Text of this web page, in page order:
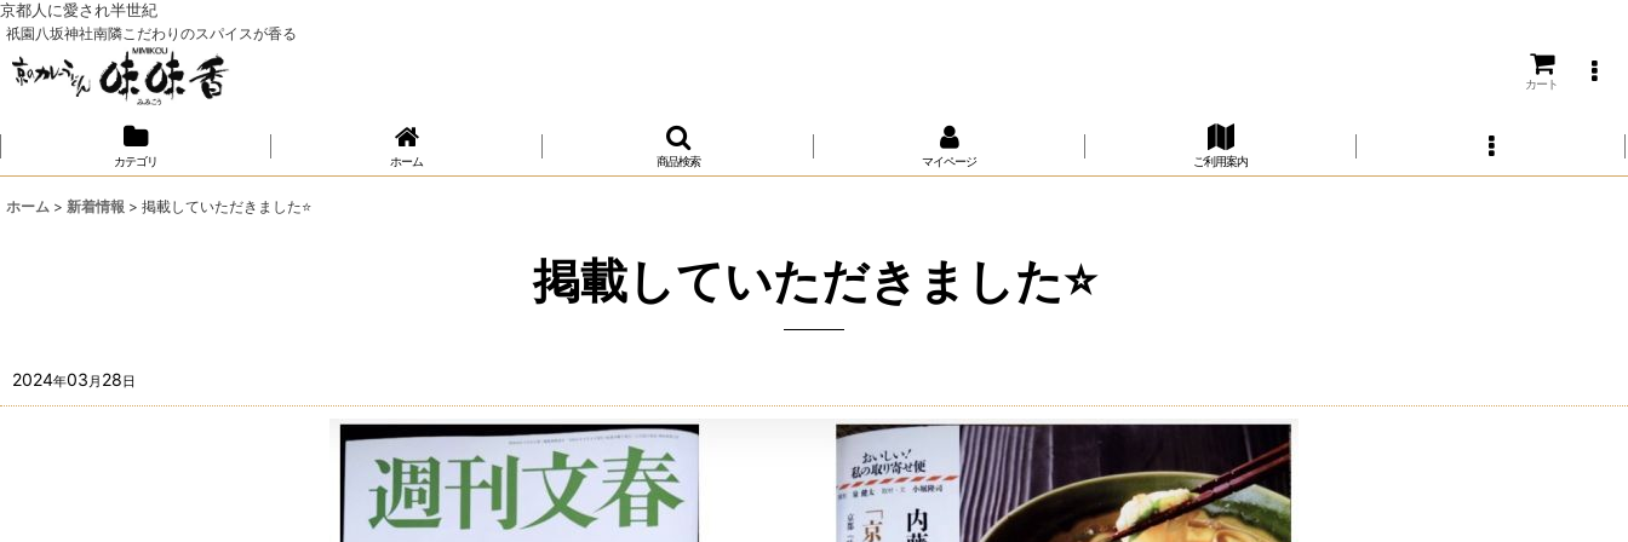
京都人に愛され半世紀
祇園八坂神社南隣こだわりのスパイスが香る
カート
カテゴリ ホーム 商品検索 マイページ ご利用案内
ホーム > 新着情報 > 掲載していただきました⭐️
掲載していただきました⭐️
2024年03 月 28日